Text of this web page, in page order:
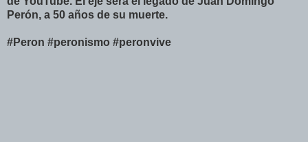
Perón, a 50 años de su muerte.
#Peron #peronismo #peronvive